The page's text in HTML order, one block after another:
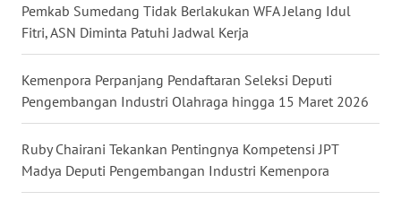
Pemkab Sumedang Tidak Berlakukan WFA Jelang Idul
Fitri, ASN Diminta Patuhi Jadwal Kerja
Kemenpora Perpanjang Pendaftaran Seleksi Deputi
Pengembangan Industri Olahraga hingga 15 Maret 2026
Ruby Chairani Tekankan Pentingnya Kompetensi JPT
Madya Deputi Pengembangan Industri Kemenpora
WN
KALTARA
WN
WN